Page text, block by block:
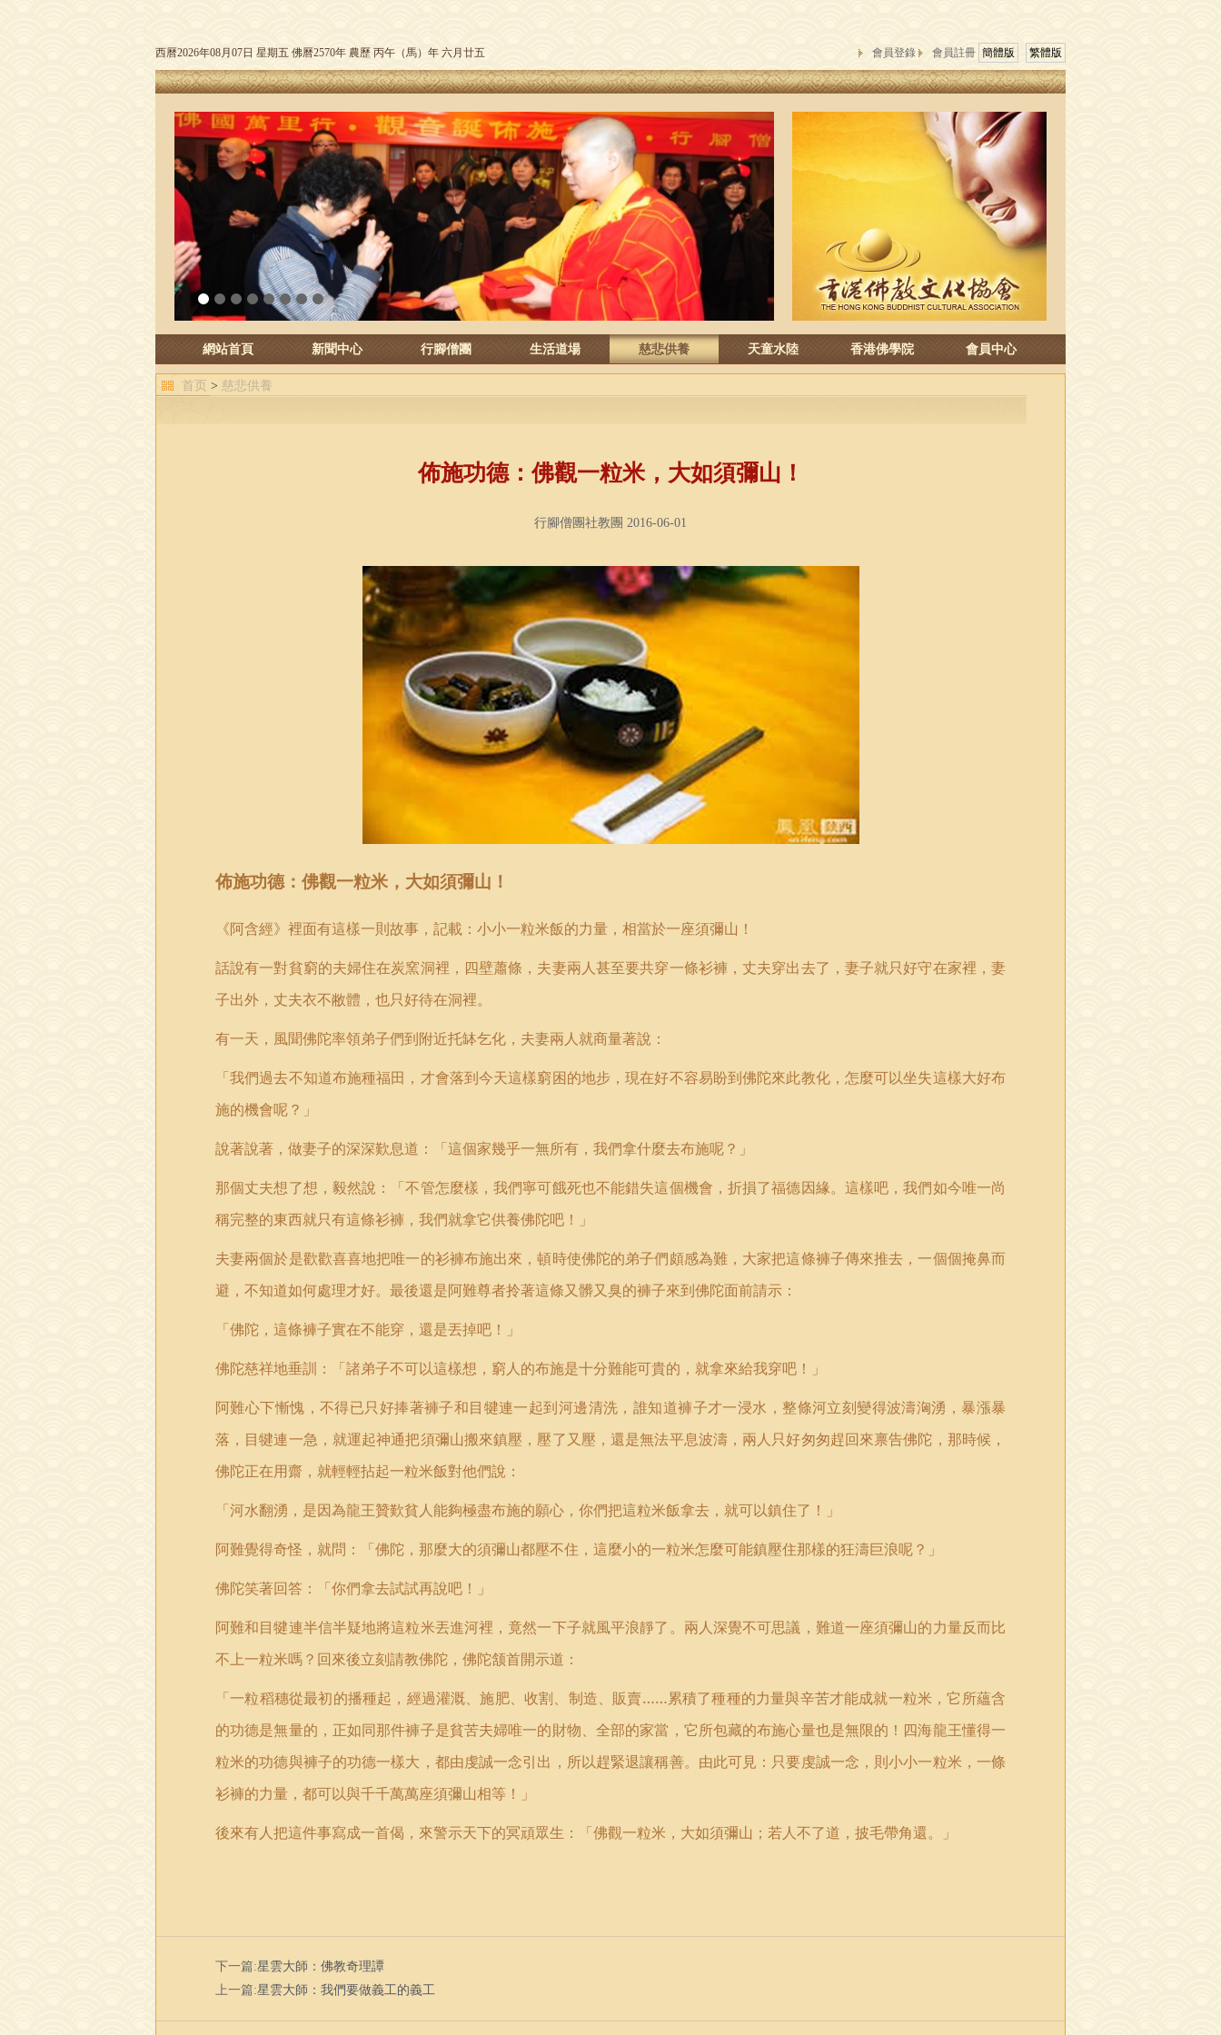
西曆2026年08月07日 星期五 佛曆2570年 農歷 丙午（馬）年 六月廿五 會員登錄 會員註冊 簡體版 繁體版
3 4 5 6 7 8
網站首頁 新聞中心 行腳僧團 生活道場 慈悲供養 天童水陸 香港佛學院 會員中心
首页 > 慈悲供養
佈施功德：佛觀一粒米，大如須彌山！
行腳僧團社教團 2016-06-01
佈施功德： 佛觀一粒米，大如須彌山！
《阿含經》裡面有這樣一則故事，記載：小小一粒米飯的力量，相當於一座須彌山！
話說有一對貧窮的夫婦住在炭窯洞裡，四壁蕭條，夫妻兩人甚至要共穿一條衫褲，丈夫穿出去了，妻子就只好守在家裡，妻
子出外，丈夫衣不敝體，也只好待在洞裡。
有一天，風聞佛陀率領弟子們到附近托缽乞化，夫妻兩人就商量著說：
「我們過去不知道布施種福田，才會落到今天這樣窮困的地步，現在好不容易盼到佛陀來此教化，怎麼可以坐失這樣大好布
施的機會呢？」
說著說著，做妻子的深深歎息道：「這個家幾乎一無所有，我們拿什麼去布施呢？」
那個丈夫想了想，毅然說：「不管怎麼樣，我們寧可餓死也不能錯失這個機會，折損了福德因緣。這樣吧，我們如今唯一尚
稱完整的東西就只有這條衫褲，我們就拿它供養佛陀吧！」
夫妻兩個於是歡歡喜喜地把唯一的衫褲布施出來，頓時使佛陀的弟子們頗感為難，大家把這條褲子傳來推去，一個個掩鼻而
避，不知道如何處理才好。最後還是阿難尊者拎著這條又髒又臭的褲子來到佛陀面前請示：
「佛陀，這條褲子實在不能穿，還是丟掉吧！」
佛陀慈祥地垂訓：「諸弟子不可以這樣想，窮人的布施是十分難能可貴的，就拿來給我穿吧！」
阿難心下慚愧，不得已只好捧著褲子和目犍連一起到河邊清洗，誰知道褲子才一浸水，整條河立刻變得波濤洶湧，暴漲暴
落，目犍連一急，就運起神通把須彌山搬來鎮壓，壓了又壓，還是無法平息波濤，兩人只好匆匆趕回來禀告佛陀，那時候，
佛陀正在用齋，就輕輕拈起一粒米飯對他們說：
「河水翻湧，是因為龍王贊歎貧人能夠極盡布施的願心，你們把這粒米飯拿去，就可以鎮住了！」
阿難覺得奇怪，就問：「佛陀，那麼大的須彌山都壓不住，這麼小的一粒米怎麼可能鎮壓住那樣的狂濤巨浪呢？」
佛陀笑著回答：「你們拿去試試再說吧！」
阿難和目犍連半信半疑地將這粒米丟進河裡，竟然一下子就風平浪靜了。兩人深覺不可思議，難道一座須彌山的力量反而比
不上一粒米嗎？回來後立刻請教佛陀，佛陀颔首開示道：
「一粒稻穗從最初的播種起，經過灌溉、施肥、收割、制造、販賣……累積了種種的力量與辛苦才能成就一粒米，它所蘊含
的功德是無量的，正如同那件褲子是貧苦夫婦唯一的財物、全部的家當，它所包藏的布施心量也是無限的！四海龍王懂得一
粒米的功德與褲子的功德一樣大，都由虔誠一念引出，所以趕緊退讓稱善。由此可見：只要虔誠一念，則小小一粒米，一條
衫褲的力量，都可以與千千萬萬座須彌山相等！」
後來有人把這件事寫成一首偈，來警示天下的冥頑眾生：「佛觀一粒米，大如須彌山；若人不了道，披毛帶角還。」
下一篇:星雲大師：佛教奇理譚
上一篇:星雲大師：我們要做義工的義工